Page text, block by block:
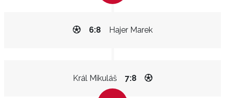
Hajer Marek
6:8
Král Mikuláš 7:8